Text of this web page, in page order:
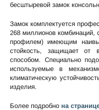
бесштыревой замок
Замок комплектуется
268 миллионов
профилем) имеющим
стойкость, защищает от
способом. Специально
используемые в
климатическую
изделия.
Более подробно на